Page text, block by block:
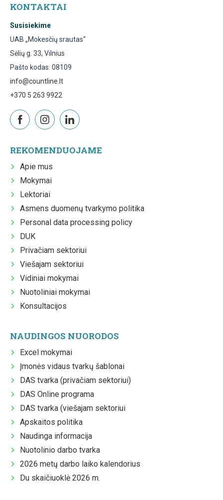
KONTAKTAI
Susisiekime
UAB „Mokesčių srautas“
Sėlių g. 33, Vilnius
Pašto kodas: 08109
info@countline.lt
+370 5 263 9922
REKOMENDUOJAME
Apie mus
Mokymai
Lektoriai
Asmens duomenų tvarkymo politika
Personal data processing policy
DUK
Privačiam sektoriui
Viešajam sektoriui
Vidiniai mokymai
Nuotoliniai mokymai
Konsultacijos
NAUDINGOS NUORODOS
Excel mokymai
Įmonės vidaus tvarkų šablonai
DAS tvarka (privačiam sektoriui)
DAS Online programa
DAS tvarka (viešajam sektoriui
Apskaitos politika
Naudinga informacija
Nuotolinio darbo tvarka
2026 metų darbo laiko kalendorius
Du skaičiuoklė 2026 m.